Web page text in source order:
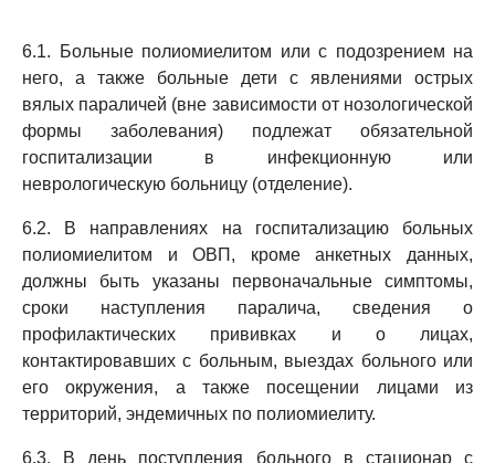
6.1. Больные полиомиелитом или с подозрением на
него, а также больные дети с явлениями острых
вялых параличей (вне зависимости от нозологической
формы заболевания) подлежат обязательной
госпитализации в инфекционную или
неврологическую больницу (отделение).
6.2. В направлениях на госпитализацию больных
полиомиелитом и ОВП, кроме анкетных данных,
должны быть указаны первоначальные симптомы,
сроки наступления паралича, сведения о
профилактических прививках и о лицах,
контактировавших с больным, выездах больного или
его окружения, а также посещении лицами из
территорий, эндемичных по полиомиелиту.
6.3. В день поступления больного в стационар с